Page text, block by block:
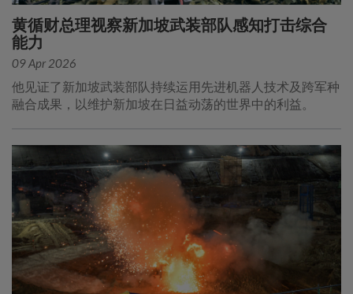
黄循财总理视察新加坡武装部队感知打击综合
能力
09 Apr 2026
他见证了新加坡武装部队持续运用先进机器人技术及跨军种
融合成果，以维护新加坡在日益动荡的世界中的利益。